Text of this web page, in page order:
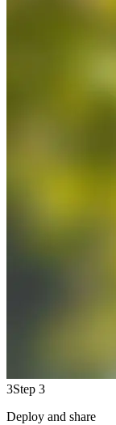
3Step 3
Deploy and share